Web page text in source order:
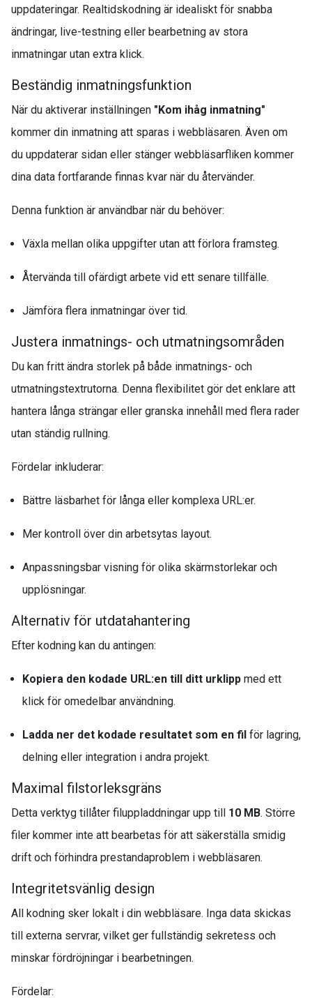
uppdateringar. Realtidskodning är idealiskt för snabba
ändringar, live-testning eller bearbetning av stora
inmatningar utan extra klick.
Beständig inmatningsfunktion
När du aktiverar inställningen "Kom ihåg inmatning"
kommer din inmatning att sparas i webbläsaren. Även om
du uppdaterar sidan eller stänger webbläsarfliken kommer
dina data fortfarande finnas kvar när du återvänder.
Denna funktion är användbar när du behöver:
Växla mellan olika uppgifter utan att förlora framsteg.
Återvända till ofärdigt arbete vid ett senare tillfälle.
Jämföra flera inmatningar över tid.
Justera inmatnings- och utmatningsområden
Du kan fritt ändra storlek på både inmatnings- och
utmatningstextrutorna. Denna flexibilitet gör det enklare att
hantera långa strängar eller granska innehåll med flera rader
utan ständig rullning.
Fördelar inkluderar:
Bättre läsbarhet för långa eller komplexa URL:er.
Mer kontroll över din arbetsytas layout.
Anpassningsbar visning för olika skärmstorlekar och
upplösningar.
Alternativ för utdatahantering
Efter kodning kan du antingen:
Kopiera den kodade URL:en till ditt urklipp med ett
klick för omedelbar användning.
Ladda ner det kodade resultatet som en fil för lagring,
delning eller integration i andra projekt.
Maximal filstorleksgräns
Detta verktyg tillåter filuppladdningar upp till 10 MB. Större
filer kommer inte att bearbetas för att säkerställa smidig
drift och förhindra prestandaproblem i webbläsaren.
Integritetsvänlig design
All kodning sker lokalt i din webbläsare. Inga data skickas
till externa servrar, vilket ger fullständig sekretess och
minskar fördröjningar i bearbetningen.
Fördelar: